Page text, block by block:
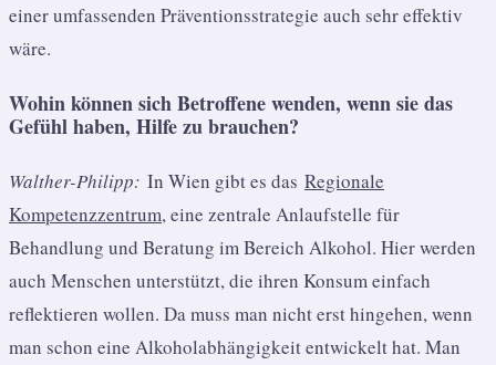
einer umfassenden Präventionsstrategie auch sehr effektiv
wäre.
Wohin können sich Betroffene wenden, wenn sie das
Gefühl haben, Hilfe zu brauchen?
Walther-Philipp: In Wien gibt es das Regionale
Kompetenzzentrum, eine zentrale Anlaufstelle für
Behandlung und Beratung im Bereich Alkohol. Hier werden
auch Menschen unterstützt, die ihren Konsum einfach
reflektieren wollen. Da muss man nicht erst hingehen, wenn
man schon eine Alkoholabhängigkeit entwickelt hat. Man